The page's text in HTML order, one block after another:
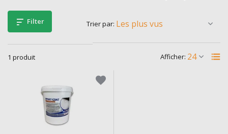
Filter
1 produit Afficher:
Trier par: